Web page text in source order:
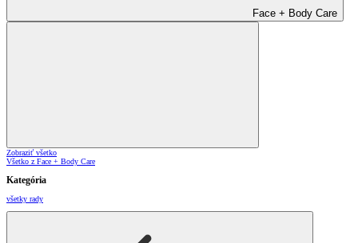
Face + Body Care
Zobraziť všetko
Všetko z Face + Body Care
Kategória
všetky rady